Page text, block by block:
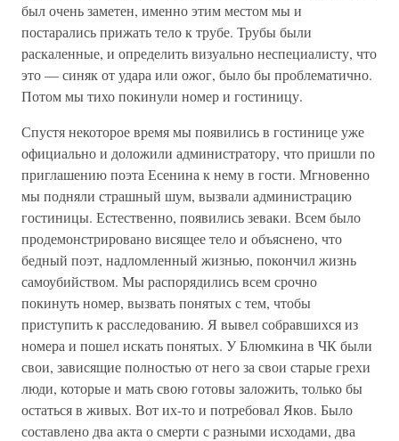
был очень заметен, именно этим местом мы и
постарались прижать тело к трубе. Трубы были
раскаленные, и определить визуально неспециалисту, что
это — синяк от удара или ожог, было бы проблематично.
Потом мы тихо покинули номер и гостиницу.
Спустя некоторое время мы появились в гостинице уже
официально и доложили администратору, что пришли по
приглашению поэта Есенина к нему в гости. Мгновенно
мы подняли страшный шум, вызвали администрацию
гостиницы. Естественно, появились зеваки. Всем было
продемонстрировано висящее тело и объяснено, что
бедный поэт, надломленный жизнью, покончил жизнь
самоубийством. Мы распорядились всем срочно
покинуть номер, вызвать понятых с тем, чтобы
приступить к расследованию. Я вывел собравшихся из
номера и пошел искать понятых. У Блюмкина в ЧК были
свои, зависящие полностью от него за свои старые грехи
люди, которые и мать свою готовы заложить, только бы
остаться в живых. Вот их-то и потребовал Яков. Было
составлено два акта о смерти с разными исходами, два